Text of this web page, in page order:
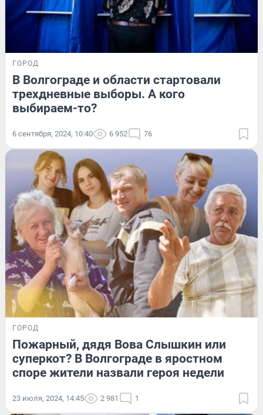
ГОРОД
В Волгограде и области стартовали
трехдневные выборы. А кого
выбираем-то?
6 сентября, 2024, 10:40 6 952 76
ГОРОД
Пожарный, дядя Вова Слышкин или
суперкот? В Волгограде в яростном
споре жители назвали героя недели
23 июля, 2024, 14:45 2 981 1